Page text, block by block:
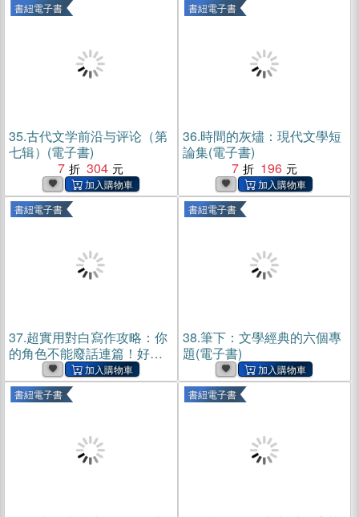
書紐電子書
35.古代文学前沿与评论（第
七辑）(電子書)
7
304
書紐電子書
36.時間的灰燼：現代文學短
論集(電子書)
7
196
書紐電子書
37.超實用對白寫作攻略：你
的角色不能廢話連篇！好萊
塢頂尖編劇顧問的12堂大師
寫作課(電子書)
書紐電子書
38.筆下：文學經典的六個專
題(電子書)
書紐電子書 書紐電子書